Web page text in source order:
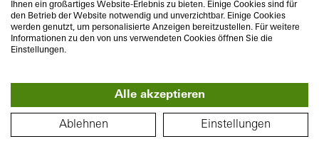
PLANLÖSNING
Ihnen ein großartiges Website-Erlebnis zu bieten. Einige Cookies sind für
den Betrieb der Website notwendig und unverzichtbar. Einige Cookies
werden genutzt, um personalisierte Anzeigen bereitzustellen. Für weitere
Informationen zu den von uns verwendeten Cookies öffnen Sie die
Einstellungen.
Alle akzeptieren
Ablehnen Einstellungen